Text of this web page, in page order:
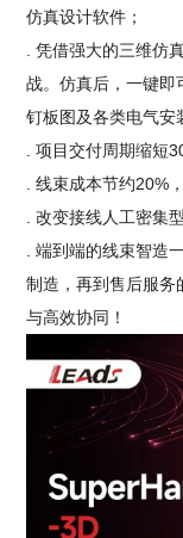
仿真设计软件；
. 凭借强大的三维仿
战。仿真后，一键即
钉板图及各类电气安
. 项目交付周期缩短
. 线束成本节约20%
. 改变接线人工密集
. 端到端的线束智造
制造，再到售后服务
与高效协同！